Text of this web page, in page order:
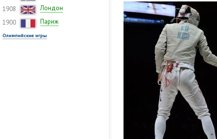
1908
Лондон
1900
Париж
Олимпийские игры